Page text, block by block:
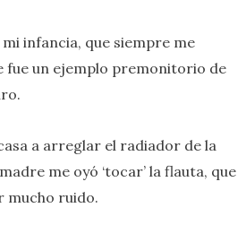
infancia, que siempre me
fue un ejemplo premonitorio de
a arreglar el radiador de la
me oyó ‘tocar’ la flauta, que
mucho ruido.